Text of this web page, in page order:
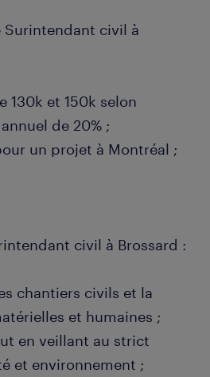
Surintendant civil à
130k et 150k selon
de 20% ;
un projet à Montréal ;
civil à Brossard :
chantiers civils et la
et humaines ;
en veillant au strict
et environnement ;